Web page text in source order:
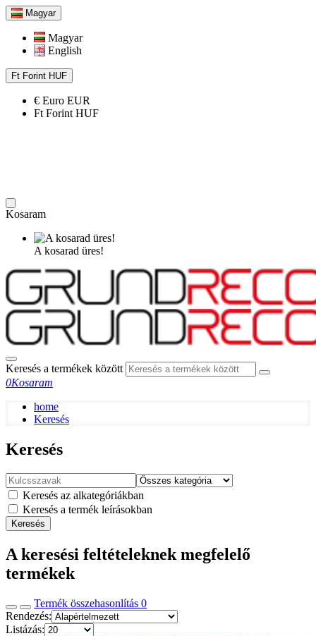
Magyar
Magyar
English
Ft Forint HUF
€ Euro EUR
Ft Forint HUF
Kosaram
A kosarad üres!
Keresés a termékek között
0Kosaram
home
Keresés
Keresés
Keresés az alkategóriákban
Keresés a termék leírásokban
Keresés
A keresési feltételeknek megfelelő
termékek
Termék összehasonlítás 0
Rendezés:
Listázás: